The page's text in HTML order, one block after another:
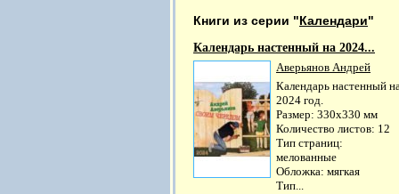
Книги из серии "Календари"
Календарь настенный на 2024...
Аверьянов Андрей
Календарь настенный
2024 год.
Размер: 330х330 мм
Количество листов: 12
Тип страниц:
мелованные
Обложка: мягкая
Тип...